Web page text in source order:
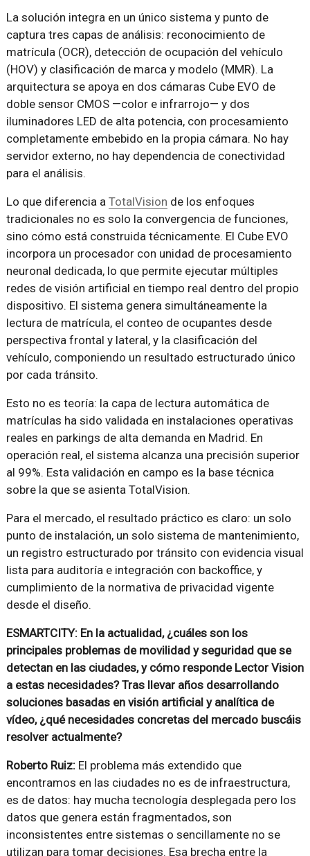
La solución integra en un único sistema y punto de
captura tres capas de análisis: reconocimiento de
matrícula (OCR), detección de ocupación del vehículo
(HOV) y clasificación de marca y modelo (MMR). La
arquitectura se apoya en dos cámaras Cube EVO de
doble sensor CMOS —color e infrarrojo— y dos
iluminadores LED de alta potencia, con procesamiento
completamente embebido en la propia cámara. No hay
servidor externo, no hay dependencia de conectividad
para el análisis.
Lo que diferencia a TotalVision de los enfoques
tradicionales no es solo la convergencia de funciones,
sino cómo está construida técnicamente. El Cube EVO
incorpora un procesador con unidad de procesamiento
neuronal dedicada, lo que permite ejecutar múltiples
redes de visión artificial en tiempo real dentro del propio
dispositivo. El sistema genera simultáneamente la
lectura de matrícula, el conteo de ocupantes desde
perspectiva frontal y lateral, y la clasificación del
vehículo, componiendo un resultado estructurado único
por cada tránsito.
Esto no es teoría: la capa de lectura automática de
matrículas ha sido validada en instalaciones operativas
reales en parkings de alta demanda en Madrid. En
operación real, el sistema alcanza una precisión superior
al 99%. Esta validación en campo es la base técnica
sobre la que se asienta TotalVision.
Para el mercado, el resultado práctico es claro: un solo
punto de instalación, un solo sistema de mantenimiento,
un registro estructurado por tránsito con evidencia visual
lista para auditoría e integración con backoffice, y
cumplimiento de la normativa de privacidad vigente
desde el diseño.
ESMARTCITY: En la actualidad, ¿cuáles son los
principales problemas de movilidad y seguridad que se
detectan en las ciudades, y cómo responde Lector Vision
a estas necesidades? Tras llevar años desarrollando
soluciones basadas en visión artificial y analítica de
vídeo, ¿qué necesidades concretas del mercado buscáis
resolver actualmente?
Roberto Ruiz: El problema más extendido que
encontramos en las ciudades no es de infraestructura,
es de datos: hay mucha tecnología desplegada pero los
datos que genera están fragmentados, son
inconsistentes entre sistemas o sencillamente no se
utilizan para tomar decisiones. Esa brecha entre la